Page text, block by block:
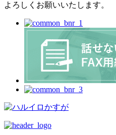
よろしくお願いいたします。